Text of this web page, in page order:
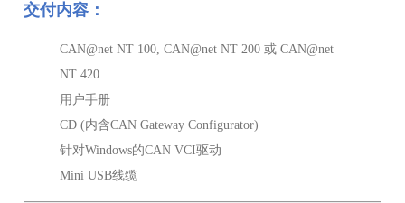
交付内容：
CAN@net NT 100, CAN@net NT 200 或 CAN@net
NT 420
用户手册
CD (内含CAN Gateway Configurator)
针对Windows的CAN VCI驱动
Mini USB线缆